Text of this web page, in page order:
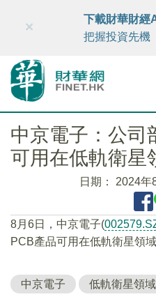
財華智庫網 FINTV
×
下載財華財經
把握投資先機
中京電子：公司
可用在低軌衛星
日期： 2024年
8月6日，中京電子(
PCB產品可用在低軌衛星領域
中京電子 低軌衛星領域